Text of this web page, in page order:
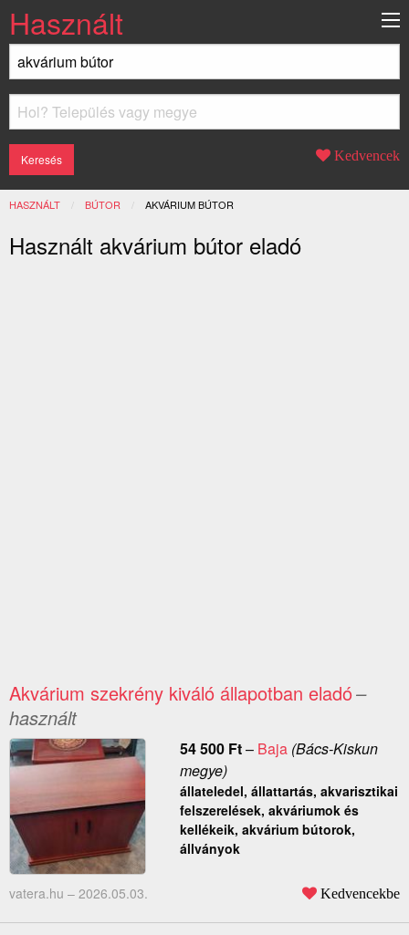
Használt
Kedvencek
HASZNÁLT BÚTOR JELENLEGI:
AKVÁRIUM BÚTOR
Használt akvárium bútor eladó
Akvárium szekrény kiváló állapotban eladó–
használt
54 500 Ft– Baja(Bács-Kiskun
megye)
állateledel, állattartás, akvarisztikai
felszerelések, akváriumok és
kellékeik, akvárium bútorok,
állványok
vatera.hu – 2026.05.03. Kedvencekbe